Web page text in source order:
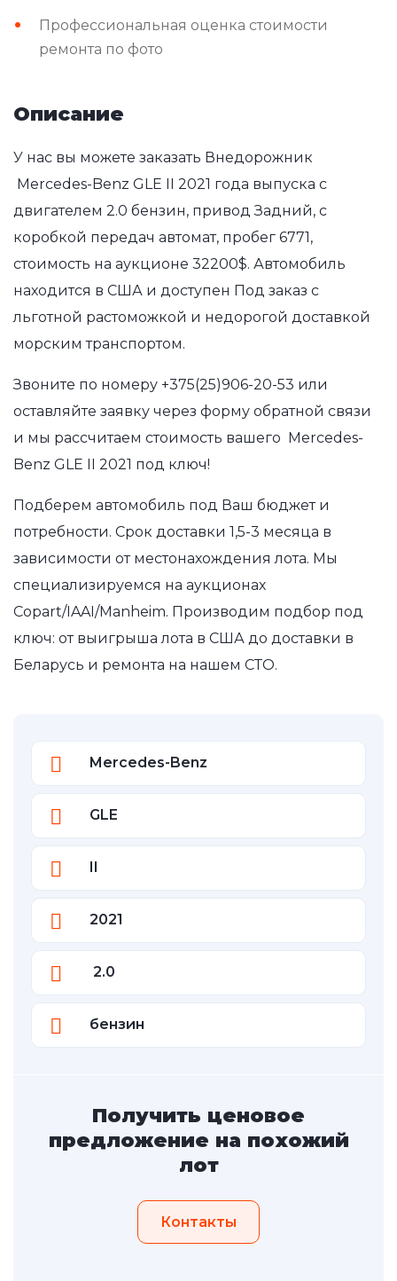
Профессиональная оценка стоимости
ремонта по фото
Описание
У нас вы можете заказать Внедорожник
Mercedes-Benz GLE II 2021 года выпуска с
двигателем 2.0 бензин, привод Задний, с
коробкой передач автомат, пробег 6771,
стоимость на аукционе 32200$. Автомобиль
находится в США и доступен Под заказ с
льготной растоможкой и недорогой доставкой
морским транспортом.
Звоните по номеру +375(25)906-20-53 или
оставляйте заявку через форму обратной связи
и мы рассчитаем стоимость вашего Mercedes-
Benz GLE II 2021 под ключ!
Подберем автомобиль под Ваш бюджет и
потребности. Срок доставки 1,5-3 месяца в
зависимости от местонахождения лота. Мы
специализируемся на аукционах
Copart/IAAI/Manheim. Производим подбор под
ключ: от выигрыша лота в США до доставки в
Беларусь и ремонта на нашем СТО.
Mercedes-Benz
GLE
II
2021
2.0
бензин
Получить ценовое
предложение на похожий
лот
Контакты